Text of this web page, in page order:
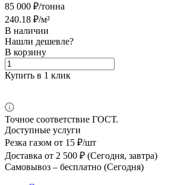
85 000 ₽/тонна
240.18 ₽/м²
В наличии
Нашли дешевле?
В корзину
Купить в 1 клик
Точное соответствие ГОСТ.
Доступные услуги
Резка газом от 15 ₽/шт
Доставка от 2 500 ₽ (Сегодня, завтра)
Самовывоз – бесплатно (Сегодня)